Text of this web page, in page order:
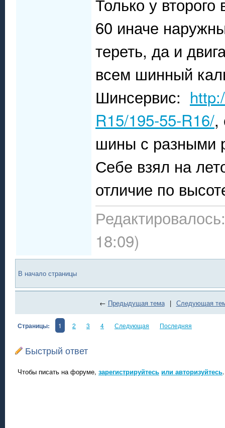
60 иначе
тереть, да и
всем шинный
Шинсервис:
R15/195-55-R16/,
шины с разными
Себе взял на
отличие по
18:09)
В начало страницы
← Предыдущая тема | Следующая
Страницы: 1 2 3 4 Следующая Последняя
Быстрый ответ
Чтобы писать на форуме, зарегистрируйтесь или авторизуйтесь.